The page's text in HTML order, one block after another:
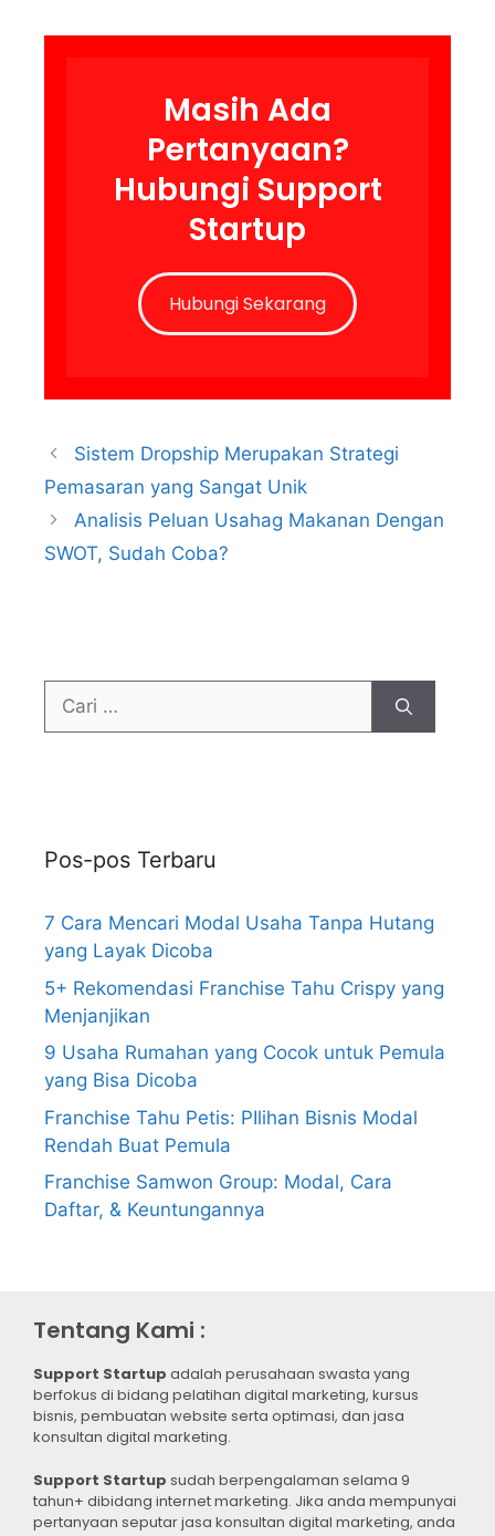
Masih Ada
Pertanyaan?
Hubungi Support
Startup
Hubungi Sekarang
Sistem Dropship Merupakan Strategi
Pemasaran yang Sangat Unik
Analisis Peluan Usahag Makanan Dengan
SWOT, Sudah Coba?
Pos-pos Terbaru
7 Cara Mencari Modal Usaha Tanpa Hutang
yang Layak Dicoba
5+ Rekomendasi Franchise Tahu Crispy yang
Menjanjikan
9 Usaha Rumahan yang Cocok untuk Pemula
yang Bisa Dicoba
Franchise Tahu Petis: PIlihan Bisnis Modal
Rendah Buat Pemula
Franchise Samwon Group: Modal, Cara
Daftar, & Keuntungannya
Tentang Kami :
Support Startup adalah perusahaan swasta yang
berfokus di bidang pelatihan digital marketing, kursus
bisnis, pembuatan website serta optimasi, dan jasa
konsultan digital marketing.
Support Startup sudah berpengalaman selama 9
tahun+ dibidang internet marketing. Jika anda mempunyai
pertanyaan seputar jasa konsultan digital marketing, anda